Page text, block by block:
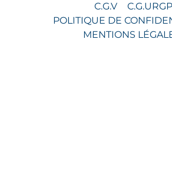
C.G.V C.G.U
POLITIQUE DE
MENTIONS